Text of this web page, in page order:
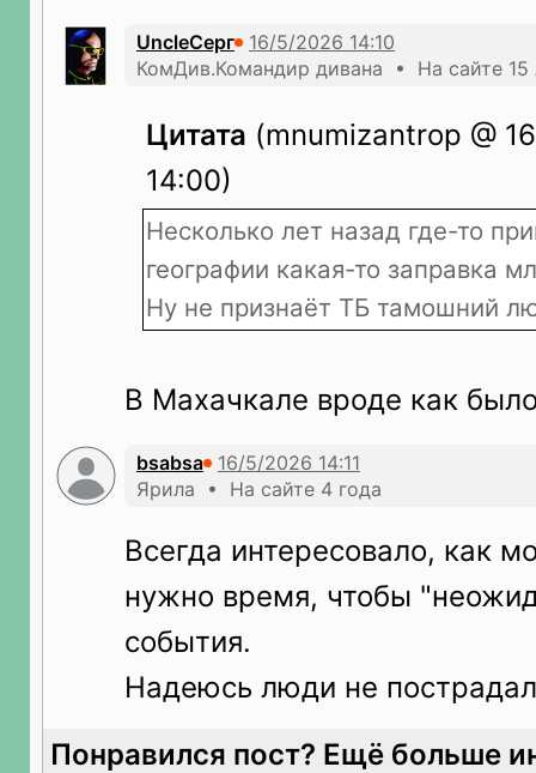
UncleСерг
КомДив.Командир дивана • На сайте 15
Цитата (mnumizantrop @
14:00)
Несколько лет назад где-то
географии какая-то заправка
Ну не признаёт ТБ тамошний
В Махачкале вроде как
bsabsa
Ярила • На сайте 4 года
Всегда интересовало, как
нужно время, чтобы
события.
Надеюсь люди не
Понравился пост? Ещё больше